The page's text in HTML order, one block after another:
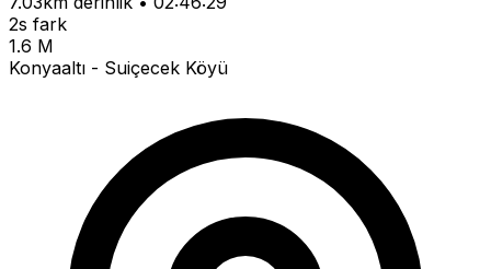
2s fark
1.6 M
Konyaaltı - Suiçecek Köyü